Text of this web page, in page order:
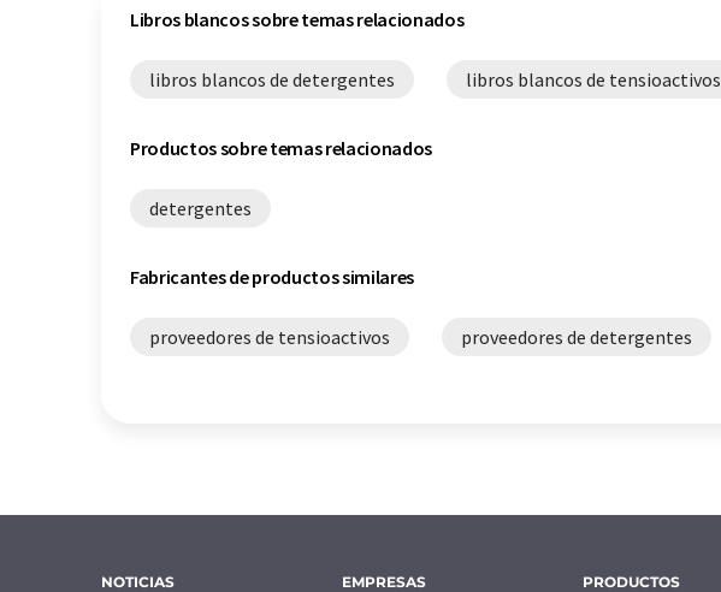
Libros blancos sobre temas relacionados
libros blancos de detergentes libros blancos de tensioactivos
Productos sobre temas relacionados
detergentes
Fabricantes de productos similares
proveedores de tensioactivos proveedores de detergentes
NOTICIAS EMPRESAS PRODUCTOS